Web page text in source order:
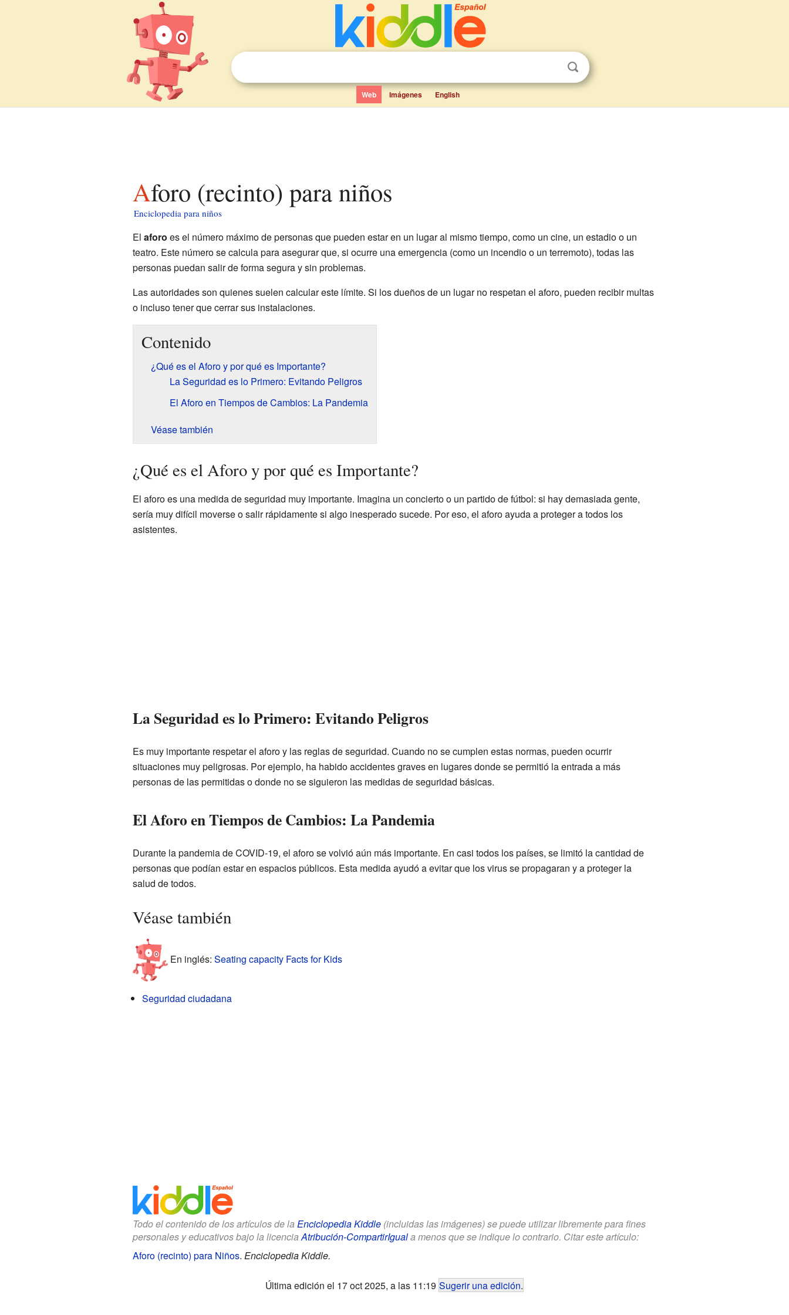
Web Imágenes English
Aforo (recinto) para niños
Enciclopedia para niños
El aforo es el número máximo de personas que pueden estar en un lugar al mismo tiempo, como un cine, un estadio o un
teatro. Este número se calcula para asegurar que, si ocurre una emergencia (como un incendio o un terremoto), todas las
personas puedan salir de forma segura y sin problemas.
Las autoridades son quienes suelen calcular este límite. Si los dueños de un lugar no respetan el aforo, pueden recibir multas
o incluso tener que cerrar sus instalaciones.
Contenido
¿Qué es el Aforo y por qué es Importante?
La Seguridad es lo Primero: Evitando Peligros
El Aforo en Tiempos de Cambios: La Pandemia
Véase también
¿Qué es el Aforo y por qué es Importante?
El aforo es una medida de seguridad muy importante. Imagina un concierto o un partido de fútbol: si hay demasiada gente,
sería muy difícil moverse o salir rápidamente si algo inesperado sucede. Por eso, el aforo ayuda a proteger a todos los
asistentes.
La Seguridad es lo Primero: Evitando Peligros
Es muy importante respetar el aforo y las reglas de seguridad. Cuando no se cumplen estas normas, pueden ocurrir
situaciones muy peligrosas. Por ejemplo, ha habido accidentes graves en lugares donde se permitió la entrada a más
personas de las permitidas o donde no se siguieron las medidas de seguridad básicas.
El Aforo en Tiempos de Cambios: La Pandemia
Durante la pandemia de COVID-19, el aforo se volvió aún más importante. En casi todos los países, se limitó la cantidad de
personas que podían estar en espacios públicos. Esta medida ayudó a evitar que los virus se propagaran y a proteger la
salud de todos.
Véase también
En inglés: Seating capacity Facts for Kids
Seguridad ciudadana
Todo el contenido de los artículos de la Enciclopedia Kiddle(incluidas las imágenes) se puede utilizar libremente para fines
personales y educativos bajo la licenciaAtribución-CompartirIguala menos que se indique lo contrario. Citar este artículo:
Aforo (recinto) para Niños. Enciclopedia Kiddle.
Última edición el 17 oct 2025, a las 11:19 Sugerir una edición.